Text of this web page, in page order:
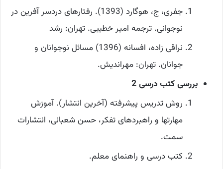
جفری، ج، هوگارد (1393). رفتارهای دردسر آفرین در
نوجوانی. ترجمه امیر خطیبی. تهران: رشد
نراقی زاده، افسانه (1396) مسائل نوجوانان و
جوانان. تهران: مهراندیش.
بررسی کتب درسی 2
روش تدریس پیشرفته (آخرین انتشار). آموزش
مهارتها و راهبردهای تفکر، حسن شعبانی، انتشارات
سمت.
کتب درسی و راهنمای معلم.